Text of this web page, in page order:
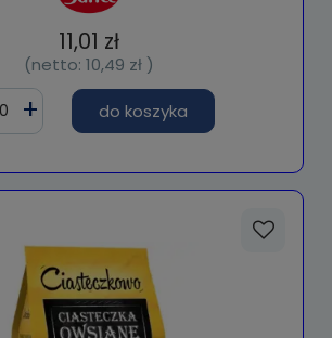
11,01 zł
(netto: 10,49 zł )
do koszyka